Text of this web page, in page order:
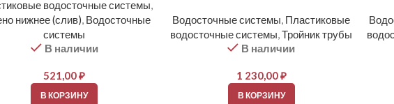
водосточные системы,
нижнее (слив), Водосточные
системы
В наличии
521,00₽
В КОРЗИНУ
Водосточные системы, Пластиковые
водосточные системы,Тройник трубы
В наличии
1 230,00₽
В КОРЗИНУ